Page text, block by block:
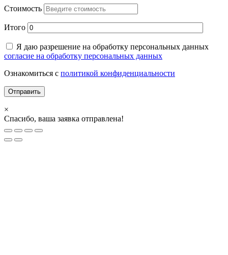
Стоимость
Итого
Я даю разрешение на обработку персональных данных
согласие на обработку персональных данных
Ознакомиться с политикой конфиденциальности
×
Спасибо, ваша заявка отправлена!